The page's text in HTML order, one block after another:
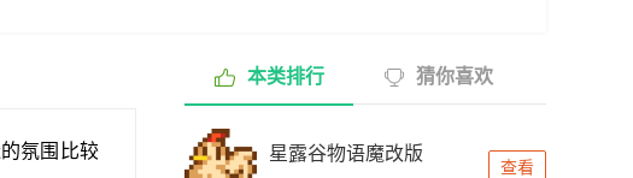
氛围比较
本类排行 猜你喜欢
星露谷物语魔改版
查看